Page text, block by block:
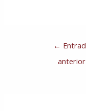
←
anterior